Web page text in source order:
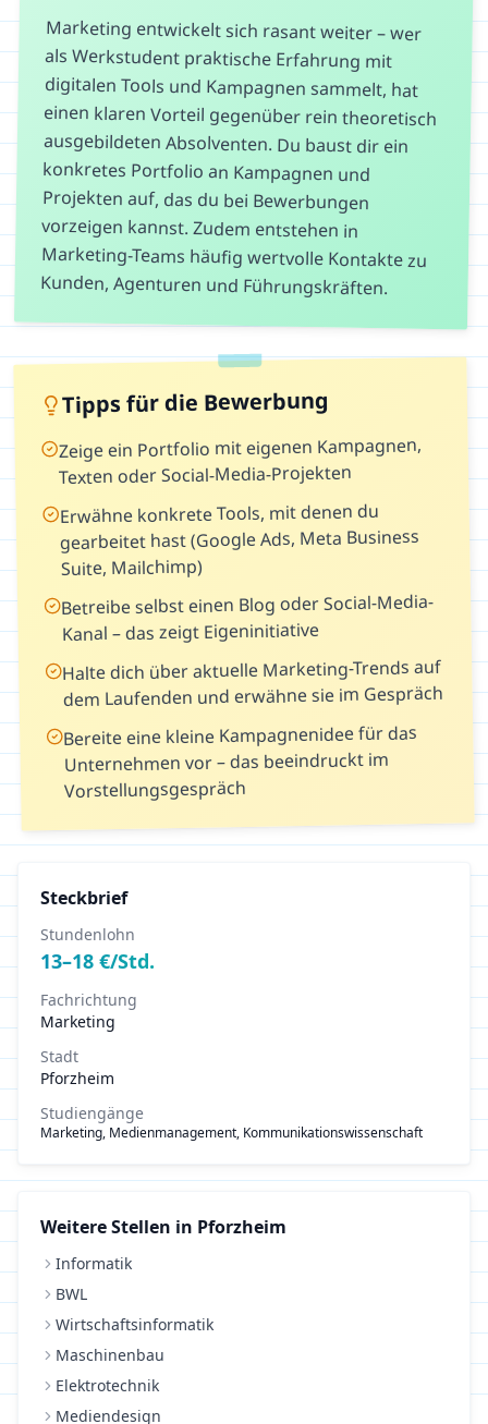
Marketing entwickelt sich rasant weiter – wer
als Werkstudent praktische Erfahrung mit
digitalen Tools und Kampagnen sammelt, hat
einen klaren Vorteil gegenüber rein theoretisch
ausgebildeten Absolventen. Du baust dir ein
konkretes Portfolio an Kampagnen und
Projekten auf, das du bei Bewerbungen
vorzeigen kannst. Zudem entstehen in
Marketing-Teams häufig wertvolle Kontakte zu
Kunden, Agenturen und Führungskräften.
Tipps für die Bewerbung
Zeige ein Portfolio mit eigenen Kampagnen,
Texten oder Social-Media-Projekten
Erwähne konkrete Tools, mit denen du
gearbeitet hast (Google Ads, Meta Business
Suite, Mailchimp)
Betreibe selbst einen Blog oder Social-Media-
Kanal – das zeigt Eigeninitiative
Halte dich über aktuelle Marketing-Trends auf
dem Laufenden und erwähne sie im Gespräch
Bereite eine kleine Kampagnenidee für das
Unternehmen vor – das beeindruckt im
Vorstellungsgespräch
Steckbrief
Stundenlohn
13–18 €/Std.
Fachrichtung
Marketing
Stadt
Pforzheim
Studiengänge
Marketing, Medienmanagement, Kommunikationswissenschaft
Weitere Stellen in Pforzheim
Informatik
BWL
Wirtschaftsinformatik
Maschinenbau
Elektrotechnik
Mediendesign